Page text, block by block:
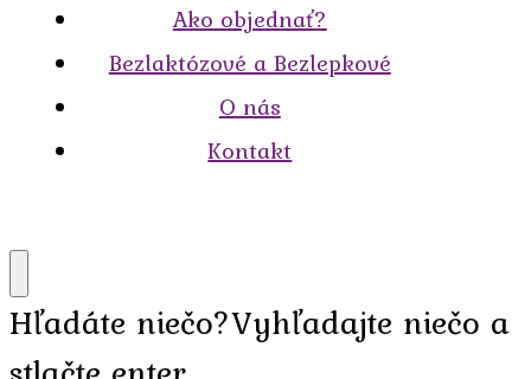
Ako objednať?
Bezlaktózové a Bezlepkové
O nás
Kontakt
Hľadáte niečo?Vyhľadajte niečo a